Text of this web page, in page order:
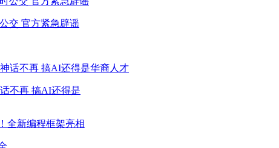
交 官方紧急辟谣
不再 搞AI还得是